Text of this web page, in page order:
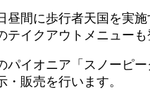
昼間に歩行者天国を実
イクアウトメニューも
パイオニア「スノー
販売を行います。